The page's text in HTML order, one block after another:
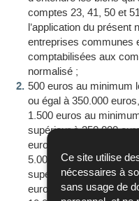
Ce site utilise
nécessaires à
sans usage de
comptes 23, 41, 50 et
l’application du
entreprises communes
comptabilisées aux
normalisé ;
500 euros au minimum
ou égal à 350.000 euros,
1.500 euros au
supérieur à 350.000
euros,
5.000 euros au
supérieur à 2.000.000
euros,